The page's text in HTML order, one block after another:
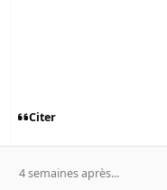
Citer
4 semaines après...